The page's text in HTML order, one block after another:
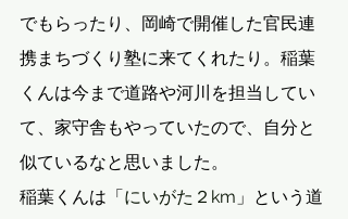
でもらったり、岡崎で開催した官民連
携まちづくり塾に来てくれたり。稲葉
くんは今まで道路や河川を担当してい
て、家守舎もやっていたので、自分と
似ているなと思いました。
稲葉くんは「にいがた２km 」という道